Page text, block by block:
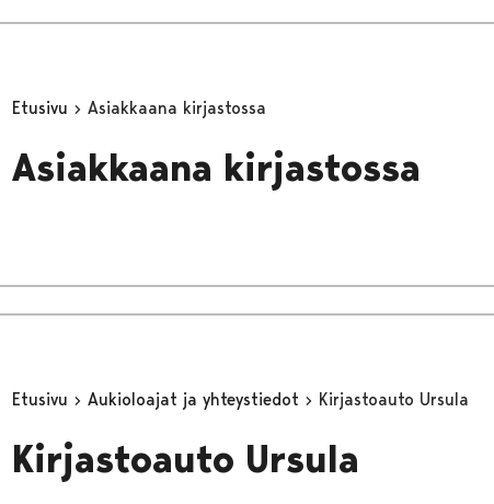
Etusivu Asiakkaana kirjastossa
Asiakkaana kirjastossa
Etusivu Aukioloajat ja yhteystiedot Kirjastoauto Ursula
Kirjastoauto Ursula